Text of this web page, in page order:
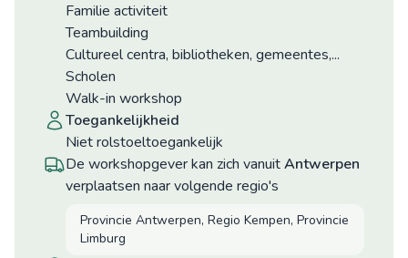
Familie activiteit
Teambuilding
Cultureel centra, bibliotheken, gemeentes,...
Scholen
Walk-in workshop
toegankelijkheid
niet rolstoeltoegankelijk
De workshopgever kan zich vanuitAntwerpen
verplaatsen naar volgende regio's
Provincie Antwerpen, Regio Kempen, Provincie
Limburg